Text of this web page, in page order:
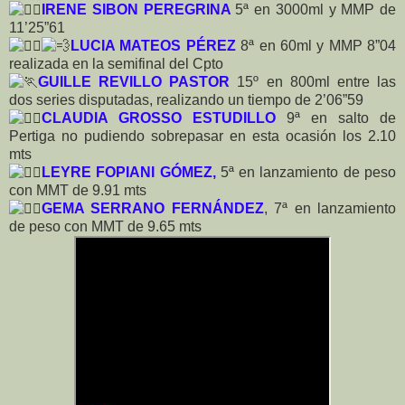
IRENE SIBON PEREGRINA 5ª en 3000ml y MMP de
11’25”61
LUCIA MATEOS PÉREZ 8ª en 60ml y MMP 8”04
realizada en la semifinal del Cpto
GUILLE REVILLO PASTOR 15º en 800ml entre las
dos series disputadas, realizando un tiempo de 2’06”59
CLAUDIA GROSSO ESTUDILLO 9ª en salto de
Pertiga no pudiendo sobrepasar en esta ocasión los 2.10
mts
LEYRE FOPIANI GÓMEZ,5ª en lanzamiento de peso
con MMT de 9.91 mts
GEMA SERRANO FERNÁNDEZ, 7ª en lanzamiento
de peso con MMT de 9.65 mts